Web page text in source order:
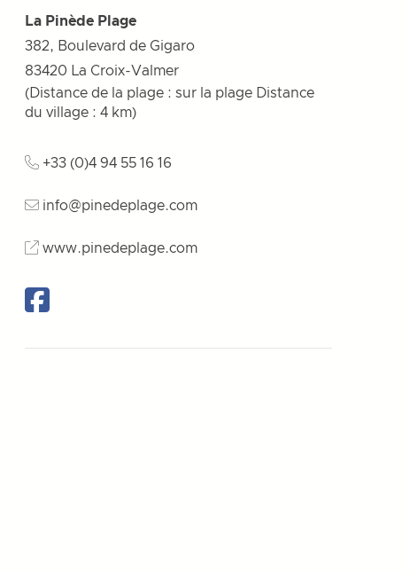
La Pinède Plage
382, Boulevard de Gigaro
83420 La Croix-Valmer
(Distance de la plage : sur la plage Distance
du village : 4 km)
+33 (0)4 94 55 16 16
info@pinedeplage.com
www.pinedeplage.com
Facebook